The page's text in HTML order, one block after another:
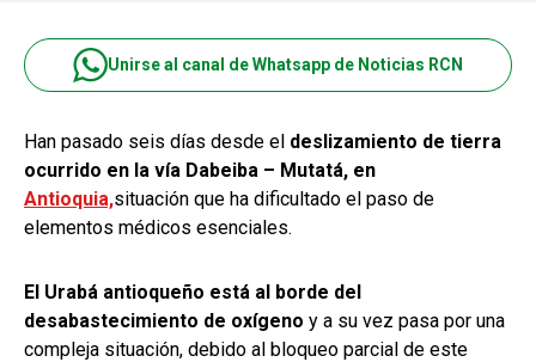
Unirse al canal de Whatsapp de Noticias RCN
Han pasado seis días desde el deslizamiento de tierra
ocurrido en la vía Dabeiba – Mutatá, en
Antioquia,situación que ha dificultado el paso de
elementos médicos esenciales.
El Urabá antioqueño está al borde del
desabastecimiento de oxígeno y a su vez pasa por una
compleja situación, debido al bloqueo parcial de este